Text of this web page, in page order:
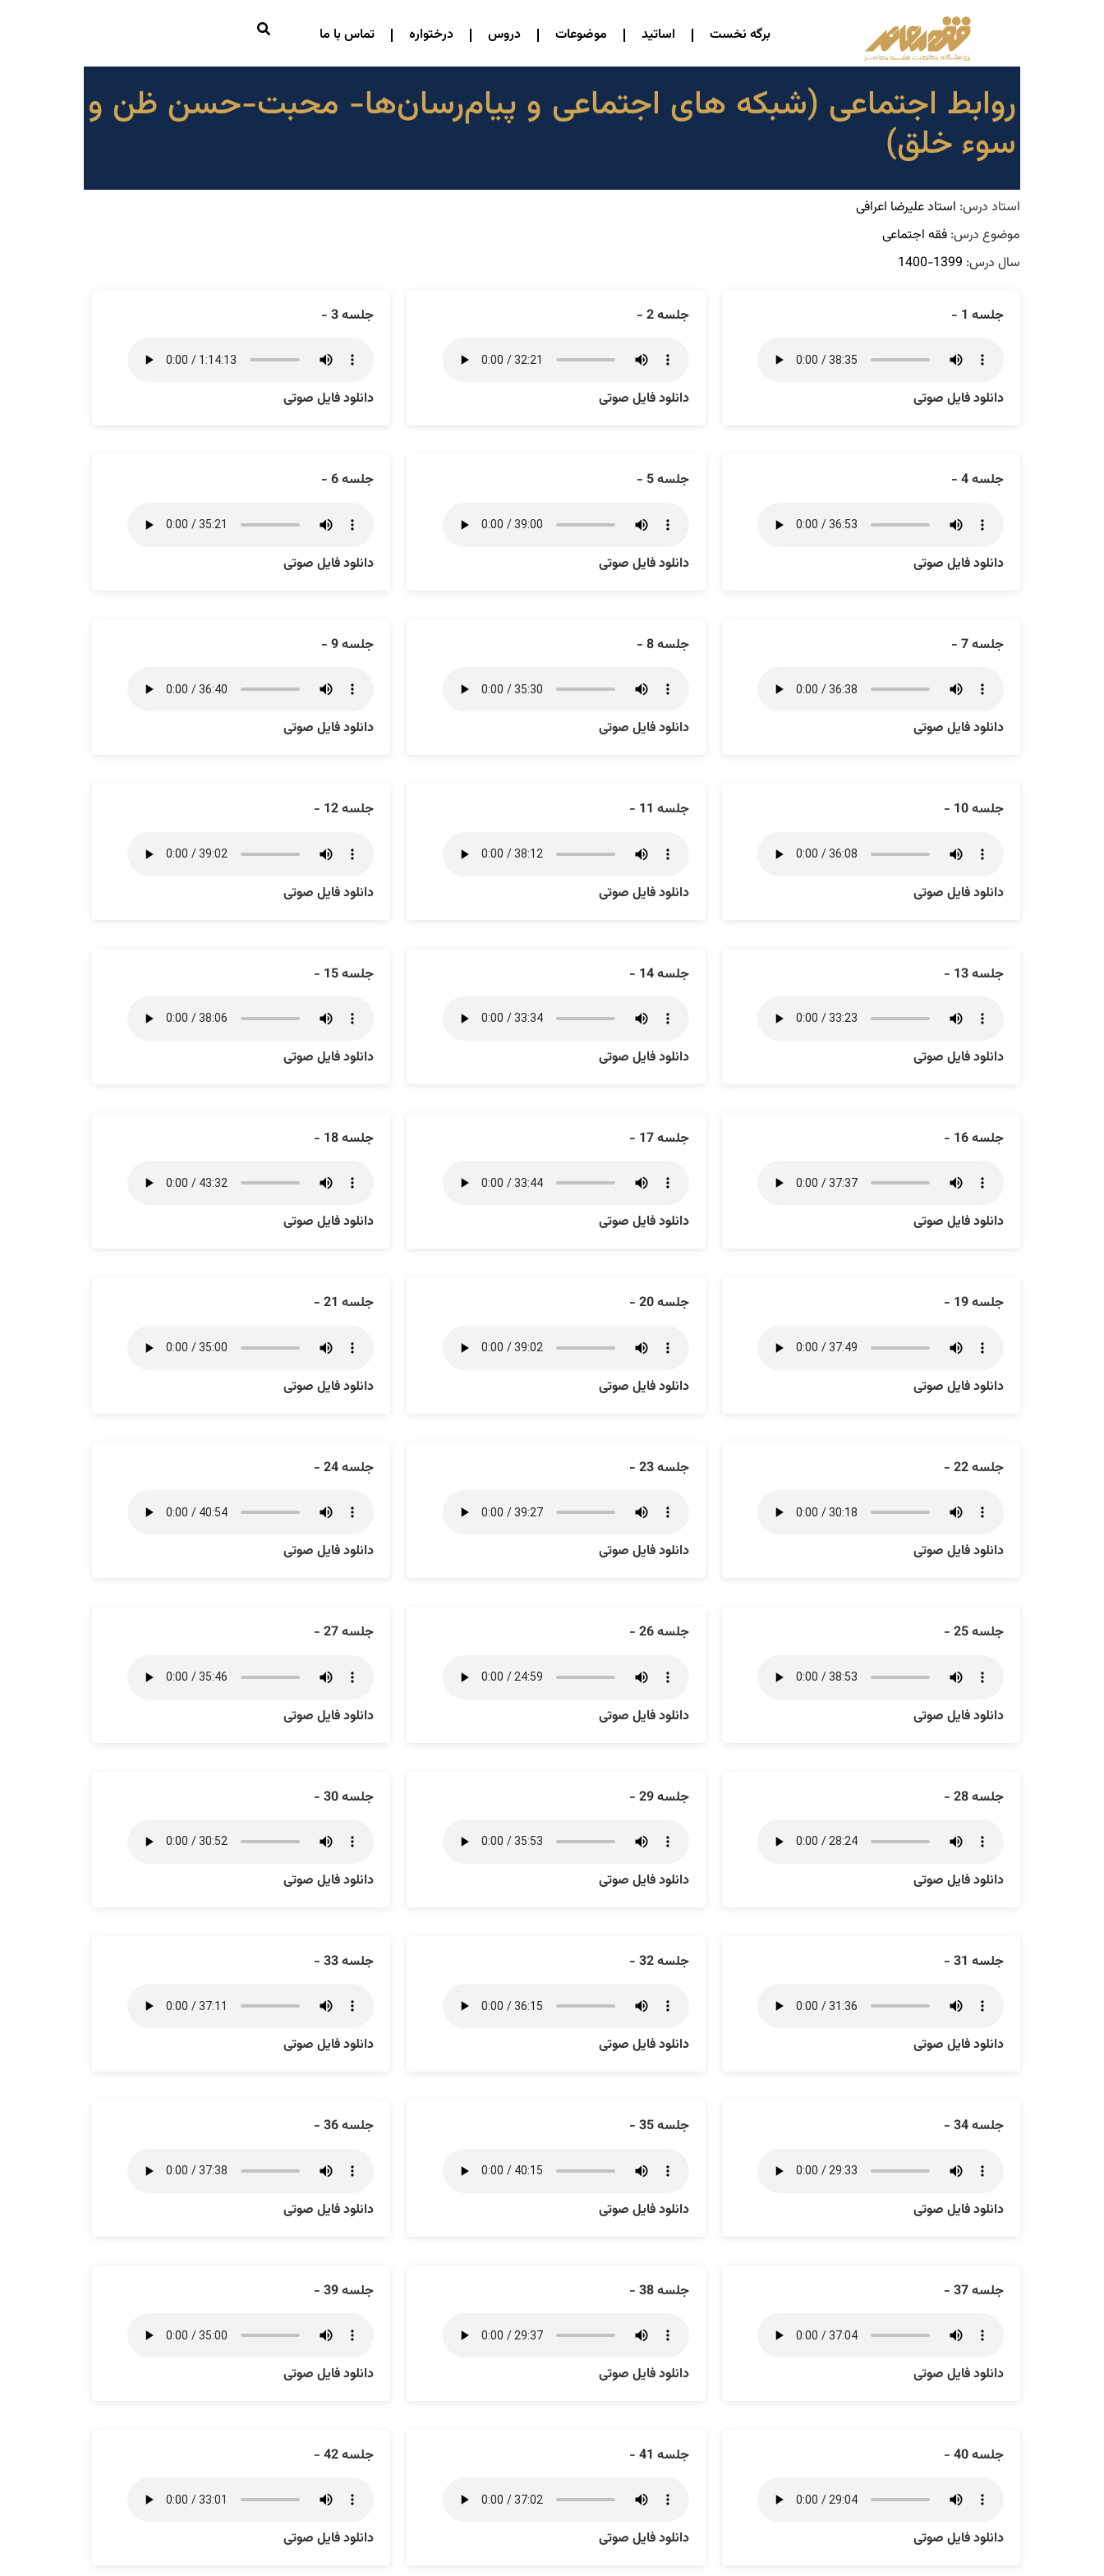
برگه نخست اساتید موضوعات دروس درختواره تماس با ما
روابط اجتماعی (شبکه های اجتماعی و پیام‌رسان‌ها- محبت-حسن ظن و
سوء خلق)
استاد درس: استاد علیرضا اعرافی
موضوع درس: فقه اجتماعی
سال درس: 1399-1400
جلسه 1 -
دانلود فایل صوتی
جلسه 2 -
دانلود فایل صوتی
جلسه 3 -
دانلود فایل صوتی
جلسه 4 -
دانلود فایل صوتی
جلسه 5 -
دانلود فایل صوتی
جلسه 6 -
دانلود فایل صوتی
جلسه 7 -
دانلود فایل صوتی
جلسه 8 -
دانلود فایل صوتی
جلسه 9 -
دانلود فایل صوتی
جلسه 10 -
دانلود فایل صوتی
جلسه 11 -
دانلود فایل صوتی
جلسه 12 -
دانلود فایل صوتی
جلسه 13 -
دانلود فایل صوتی
جلسه 14 -
دانلود فایل صوتی
جلسه 15 -
دانلود فایل صوتی
جلسه 16 -
دانلود فایل صوتی
جلسه 17 -
دانلود فایل صوتی
جلسه 18 -
دانلود فایل صوتی
جلسه 19 -
دانلود فایل صوتی
جلسه 20 -
دانلود فایل صوتی
جلسه 21 -
دانلود فایل صوتی
جلسه 22 -
دانلود فایل صوتی
جلسه 23 -
دانلود فایل صوتی
جلسه 24 -
دانلود فایل صوتی
جلسه 25 -
دانلود فایل صوتی
جلسه 26 -
دانلود فایل صوتی
جلسه 27 -
دانلود فایل صوتی
جلسه 28 -
دانلود فایل صوتی
جلسه 29 -
دانلود فایل صوتی
جلسه 30 -
دانلود فایل صوتی
جلسه 31 -
دانلود فایل صوتی
جلسه 32 -
دانلود فایل صوتی
جلسه 33 -
دانلود فایل صوتی
جلسه 34 -
دانلود فایل صوتی
جلسه 35 -
دانلود فایل صوتی
جلسه 36 -
دانلود فایل صوتی
جلسه 37 -
دانلود فایل صوتی
جلسه 38 -
دانلود فایل صوتی
جلسه 39 -
دانلود فایل صوتی
جلسه 40 -
دانلود فایل صوتی
جلسه 41 -
دانلود فایل صوتی
جلسه 42 -
دانلود فایل صوتی